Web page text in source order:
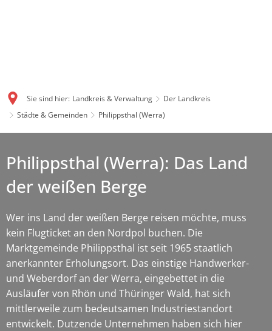
Sie sind hier: Landkreis & Verwaltung
Der Landkreis
Städte & Gemeinden
Philippsthal (Werra)
Philippsthal (Werra): Das Land
der weißen Berge
Wer ins Land der weißen Berge reisen möchte, muss
kein Flugticket an den Nordpol buchen. Die
Marktgemeinde Philippsthal ist seit 1965 staatlich
anerkannter Erholungsort. Das einstige Handwerker-
und Weberdorf an der Werra, eingebettet in die
Ausläufer von Rhön und Thüringer Wald, hat sich
mittlerweile zum bedeutsamen Industriestandort
entwickelt. Dutzende Unternehmen haben sich hier